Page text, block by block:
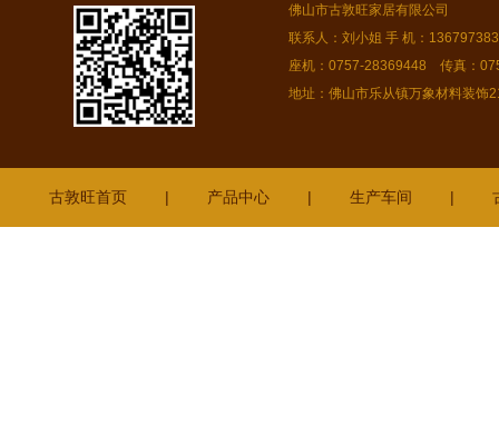
佛山市古敦旺家居有限公司
联系人：刘小姐 手 机：
座机：0757-28369448 传真：
地址：佛山市乐从镇万象材料装饰
古敦旺首页 | 产品中心 | 生产车间 |